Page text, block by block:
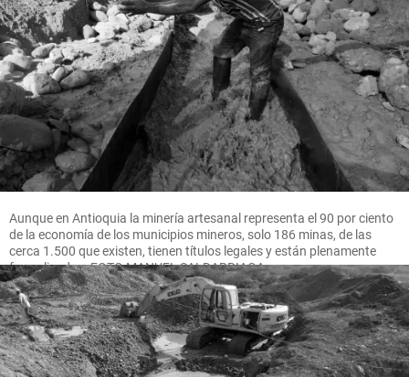
Aunque en Antioquia la minería artesanal representa el 90 por ciento
de la economía de los municipios mineros, solo 186 minas, de las
cerca 1.500 que existen, tienen títulos legales y están plenamente
formalizadas. FOTO MANUEL SALDARRIAGA